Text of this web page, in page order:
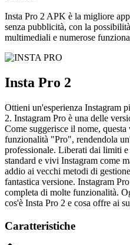
Insta Pro 2 APK è la migliore
senza pubblicità, con la
multimediali e numerose
Insta Pro 2
Ottieni un'esperienza Instagram
2. Instagram Pro è una delle
Come suggerisce il nome,
funzionalità "Pro", rendendola
professionale. Liberati dai limiti
standard e vivi Instagram come
addio ai vecchi metodi di
fantastica versione. Instagram
completa di molte funzionalità.
cos'è Insta Pro 2 e cosa offre ai
Caratteristiche